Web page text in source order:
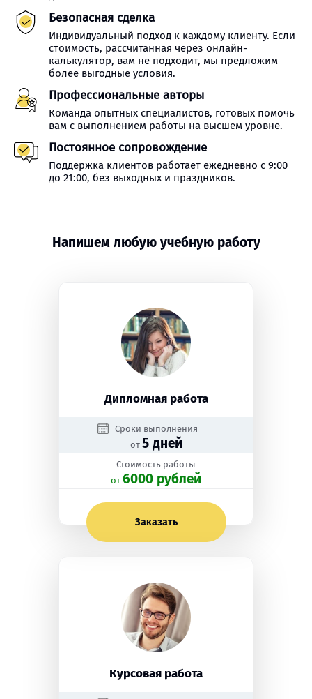
Безопасная сделка
Индивидуальный подход к каждому клиенту. Если
стоимость, рассчитанная через онлайн-
калькулятор, вам не подходит, мы предложим
более выгодные условия.
Профессиональные авторы
Команда опытных специалистов, готовых помочь
вам с выполнением работы на высшем уровне.
Постоянное сопровождение
Поддержка клиентов работает ежедневно с 9:00
до 21:00, без выходных и праздников.
Напишем любую учебную работу
Дипломная работа
Сроки выполнения
от 5 дней
Стоимость работы
oт 6000 рублей
Заказать
Курсовая работа